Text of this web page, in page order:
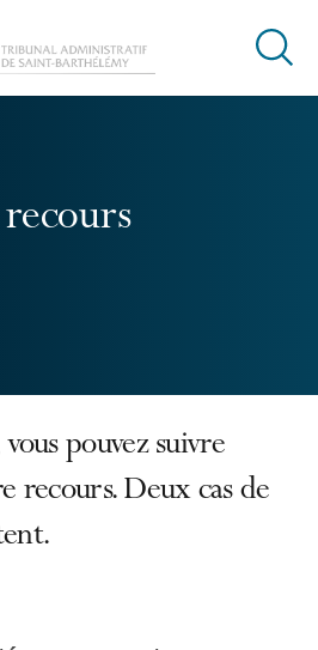
Ouvrir
pouvez suivre
recours. Deux cas de